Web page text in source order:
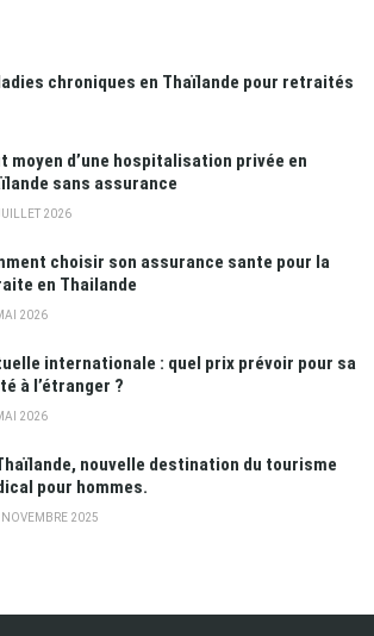
chroniques en Thaïlande pour retraités
moyen d’une hospitalisation privée en
sans assurance
2026
choisir son assurance sante pour la
en Thailande
2026
internationale : quel prix prévoir pour sa
à l’étranger ?
2026
nouvelle destination du tourisme
pour hommes.
NOVEMBRE 2025